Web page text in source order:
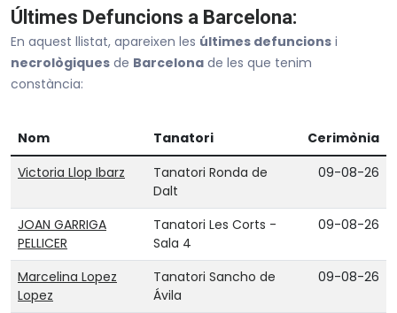
Tanatori Sant Gervasi
Tanatori Sants
Tanatori Vall d’Hebron
L'Hospitalet De Llobregat
Cornellà De Llobregat
Sant Just Desvern
Veure tot Barcelona
Últimes Defuncions a Barcelona:
En aquest llistat, apareixen les últimes defuncions i
necrològiques de Barcelona de les que tenim
constància:
Nom Tanatori
Cerimònia
Victoria Llop Ibarz
Tanatori Ronda de
Dalt
09-08-26
JOAN GARRIGA
PELLICER
Tanatori Les Corts -
Sala 4
09-08-26
Marcelina Lopez
Lopez
Tanatori Sancho de
Ávila
09-08-26